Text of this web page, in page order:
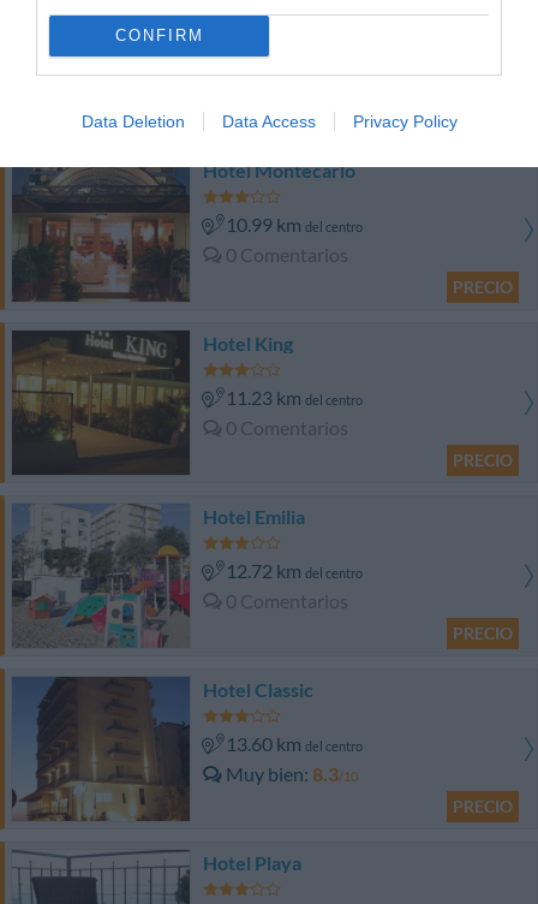
CONFIRM
Data Deletion Data Access Privacy Policy
11.08 km
Fabuloso 8.7
Hotel Montecarlo
10.99 km del centro
0 Comentarios
PRECIO
Hotel King
11.23 km del centro
0 Comentarios
PRECIO
Hotel Emilia
12.72 km del centro
0 Comentarios
PRECIO
Hotel Classic
13.60 km del centro
Muy bien 8.3/10
PRECIO
Hotel Playa